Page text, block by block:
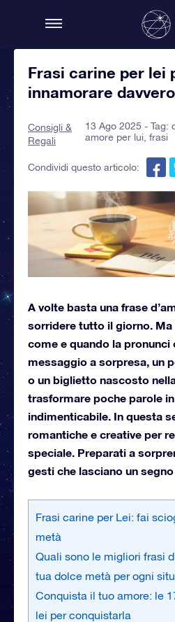
Frasi carine per lei
innamorare davvero
Consigli &
Regali
13 Ago 2025 - Tag:
amore per lui ,frasi
Condividi questo articolo:
A volte basta una frase
sorridere tutto il giorno. Ma
come e quando la pronunci
messaggio a sorpresa, un
o un biglietto nascosto
trasformare poche parole
indimenticabile. In questa
romantiche e creative per
speciale. Preparati a
gesti che lasciano un
Frasi carine per Lei: fai
metà
Quali sono le migliori frasi
tua dolce metà per ogni
Conquista il tuo amore: le
lei per conquistarla